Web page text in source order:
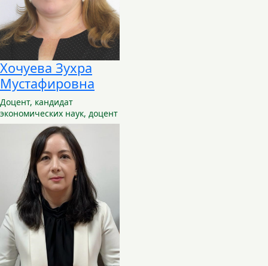
Хочуева Зухра
Мустафировна
Доцент, кандидат
экономических наук, доцент